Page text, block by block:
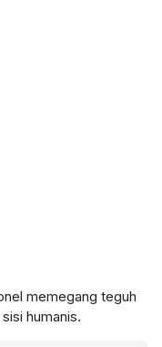
memegang teguh
humanis.​